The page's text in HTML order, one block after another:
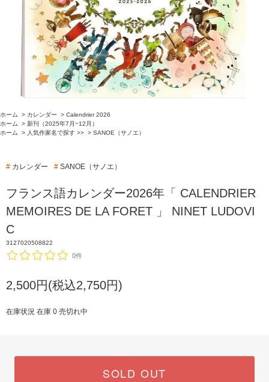
ホーム > カレンダー > Calendrier 2026
ホーム
> 新刊（2025年7月~12月）
ホーム
> 人気作家名で探す >> > SANOE（サノエ）
# カレンダー # SANOE（サノエ）
フランス語カレンダー2026年「 CALENDRIER
MEMOIRES DE LA FORET 」 NINET LUDOVI
C
3127020508822
0件
2,500円(税込2,750円)
在庫状況 在庫 0 売切れ中
SOLD OUT